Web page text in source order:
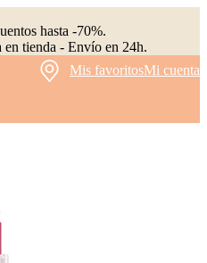
hasta -70%.
tienda - Envío en 24h.
Mis favoritosMi cuenta